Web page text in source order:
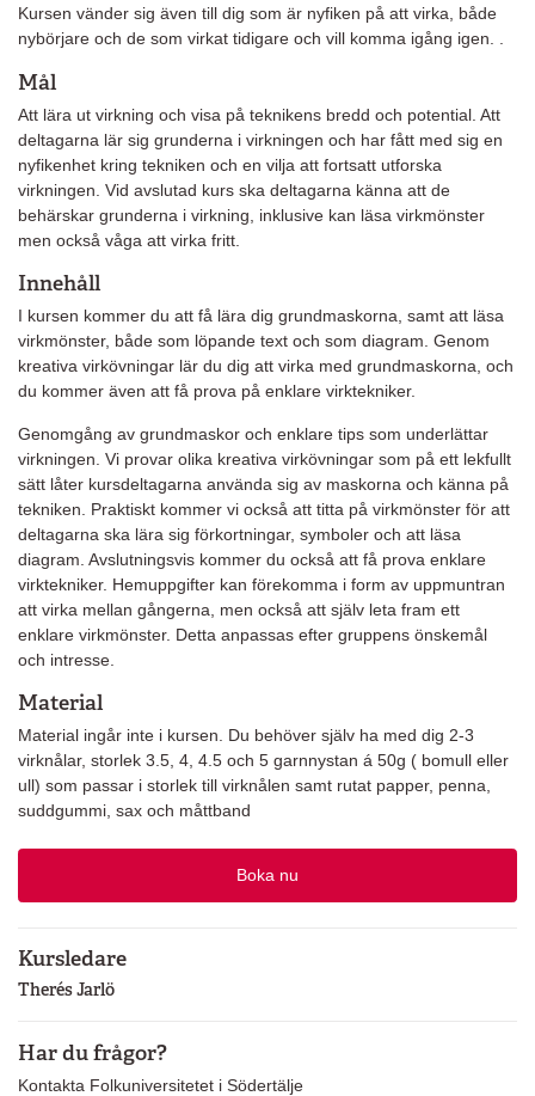
Kursen vänder sig även till dig som är nyfiken på att virka, både
nybörjare och de som virkat tidigare och vill komma igång igen. .
Mål
Att lära ut virkning och visa på teknikens bredd och potential. Att
deltagarna lär sig grunderna i virkningen och har fått med sig en
nyfikenhet kring tekniken och en vilja att fortsatt utforska
virkningen. Vid avslutad kurs ska deltagarna känna att de
behärskar grunderna i virkning, inklusive kan läsa virkmönster
men också våga att virka fritt.
Innehåll
I kursen kommer du att få lära dig grundmaskorna, samt att läsa
virkmönster, både som löpande text och som diagram. Genom
kreativa virkövningar lär du dig att virka med grundmaskorna, och
du kommer även att få prova på enklare virktekniker.
Genomgång av grundmaskor och enklare tips som underlättar
virkningen. Vi provar olika kreativa virkövningar som på ett lekfullt
sätt låter kursdeltagarna använda sig av maskorna och känna på
tekniken. Praktiskt kommer vi också att titta på virkmönster för att
deltagarna ska lära sig förkortningar, symboler och att läsa
diagram. Avslutningsvis kommer du också att få prova enklare
virktekniker. Hemuppgifter kan förekomma i form av uppmuntran
att virka mellan gångerna, men också att själv leta fram ett
enklare virkmönster. Detta anpassas efter gruppens önskemål
och intresse.
Material
Material ingår inte i kursen. Du behöver själv ha med dig 2-3
virknålar, storlek 3.5, 4, 4.5 och 5 garnnystan á 50g ( bomull eller
ull) som passar i storlek till virknålen samt rutat papper, penna,
suddgummi, sax och måttband
Boka nu
Kursledare
Therés Jarlö
Har du frågor?
Kontakta Folkuniversitetet i Södertälje